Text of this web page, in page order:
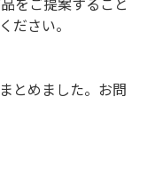
ださい。
とめました。お問